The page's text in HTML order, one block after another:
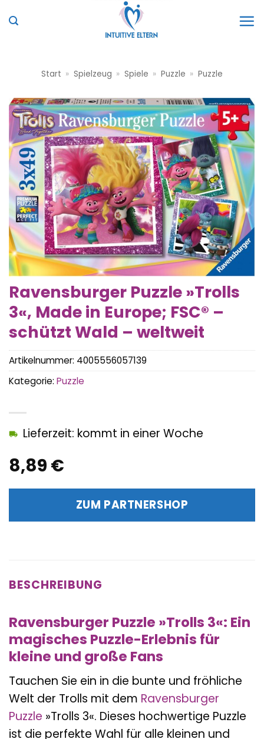
Inhalt
Start » Spielzeug » Spiele » Puzzle » Puzzle
Ravensburger Puzzle »Trolls
3«, Made in Europe; FSC® –
schützt Wald – weltweit
8,89 €
Lieferzeit: kommt in einer Woche
ZUM PARTNERSHOP
Artikelnummer: 4005556057139
Kategorie: Puzzle
BESCHREIBUNG
Ravensburger Puzzle »Trolls 3«: Ein
magisches Puzzle-Erlebnis für
kleine und große Fans
Tauchen Sie ein in die bunte und fröhliche
Welt der Trolls mit dem Ravensburger
Puzzle »Trolls 3«. Dieses hochwertige Puzzle
ist die perfekte Wahl für alle kleinen und